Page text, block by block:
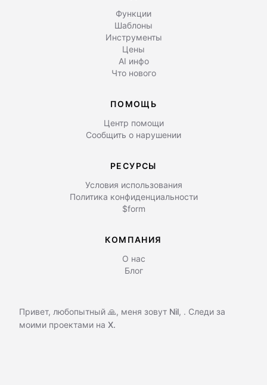
Функции
Шаблоны
Инструменты
Цены
AI инфо
Что нового
ПОМОЩЬ
Центр помощи
Сообщить о нарушении
РЕСУРСЫ
Условия использования
Политика конфиденциальности
$form
КОМПАНИЯ
О нас
Блог
Привет, любопытный 🙏, меня зовут Nil, . Следи за
моими проектами на X.